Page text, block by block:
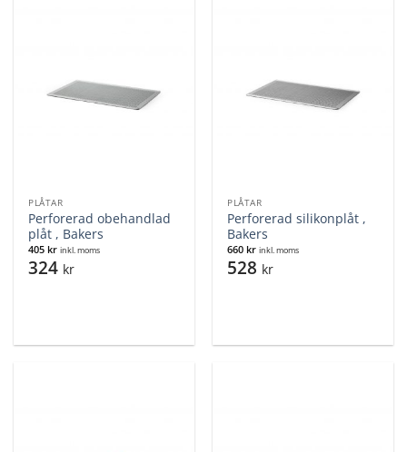
PLÅTAR
Perforerad obehandlad
plåt , Bakers
405 kr inkl. moms
324 kr
PLÅTAR
Perforerad silikonplåt ,
Bakers
660 kr inkl. moms
528 kr